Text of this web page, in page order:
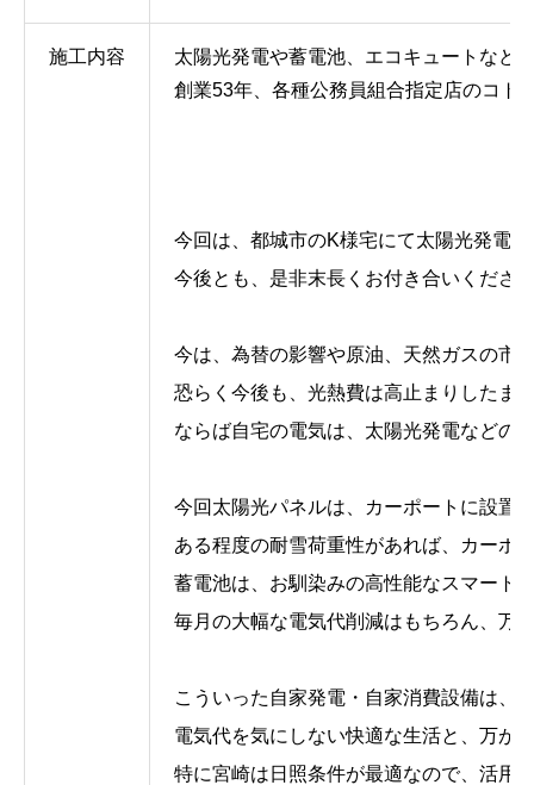
施工内容
太陽光発電や蓄電池、エコキュートなど
創業53年、各種公務員組合指定店のコト
今回は、都城市のK様宅にて太陽光発電
今後とも、是非末長くお付き合いくださ
今は、為替の影響や原油、天然ガスの市
恐らく今後も、光熱費は高止まりしたま
ならば自宅の電気は、太陽光発電などの
今回太陽光パネルは、カーポートに設置
ある程度の耐雪荷重性があれば、カーポ
蓄電池は、お馴染みの高性能なスマート
毎月の大幅な電気代削減はもちろん、万
こういった自家発電・自家消費設備は、
電気代を気にしない快適な生活と、万が
特に宮崎は日照条件が最適なので、活用